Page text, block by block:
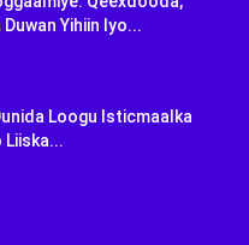
Yihiin Iyo...
Loogu Isticmaalka
Liiska...